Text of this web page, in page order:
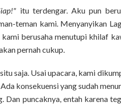
itu terdengar. Aku pun
teman kami. Menyanyikan
kami berusaha menutupi khilaf
pernah cukup.
saja. Usai upacara, kami
konsekuensi yang sudah
Dan puncaknya, entah karena